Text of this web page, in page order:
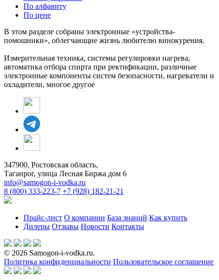
По алфавиту
По цене
В этом разделе собраны электронные «устройства-
помошники», облегчающие жизнь любителю винокурения.
Измерительная техника, системы регулировки нагрева,
автоматика отбора спирта при ректификации, различные
электронные компоненты систем безопасности, нагреватели и
охладители, многое другое
347900, Ростовская область,
Таганрог, улица Лесная Биржа дом 6
info@samogon-i-vodka.ru
8 (800) 333-223-7 +7 (928) 182-21-21
Прайс-лист О компании База знаний Как купить
Дилеры Отзывы Новости Контакты
© 2026 Samogon-i-vodka.ru.
Политика конфиденциальности Пользовательское соглашение